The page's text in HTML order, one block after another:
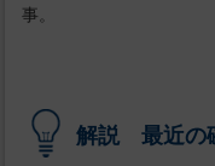
事。
解説 最近の